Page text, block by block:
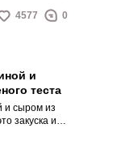
блюда
4577 0
и
теста
и сыром из
закуска или